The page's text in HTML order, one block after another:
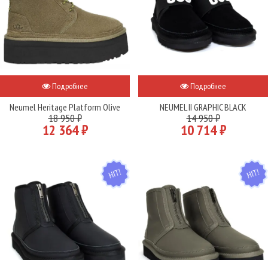
Подробнее
Neumel Heritage Platform Olive
18 950 ₽
12 364 ₽
Подробнее
NEUMEL II GRAPHIC BLACK
14 950 ₽
10 714 ₽
HIT HIT